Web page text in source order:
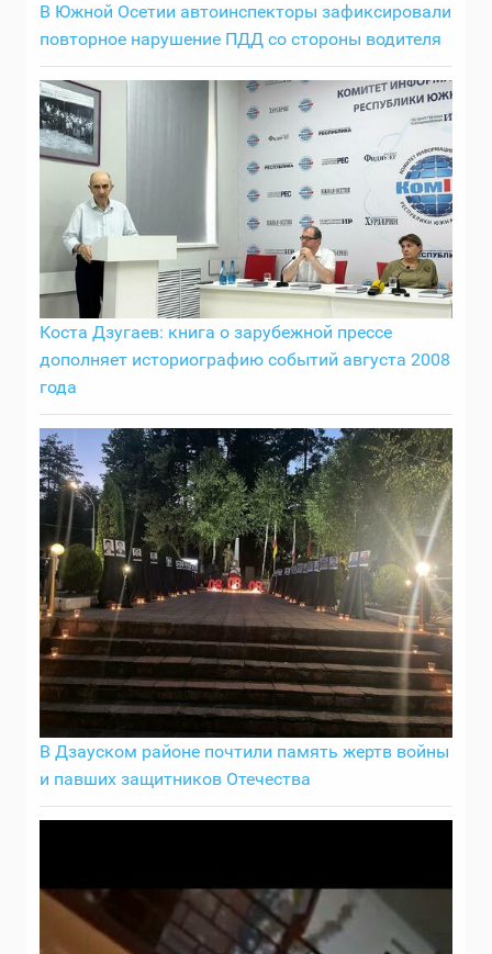
В Южной Осетии автоинспекторы зафиксировали
повторное нарушение ПДД со стороны водителя
Коста Дзугаев: книга о зарубежной прессе
дополняет историографию событий августа 2008
года
В Дзауском районе почтили память жертв войны
и павших защитников Отечества